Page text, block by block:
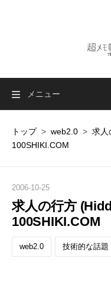
メニュー
トップ > web2.0 > 求人
100SHIKI.COM
2006-10-25
求人の行方
100SHIKI.COM
web2.0 技術的な話題